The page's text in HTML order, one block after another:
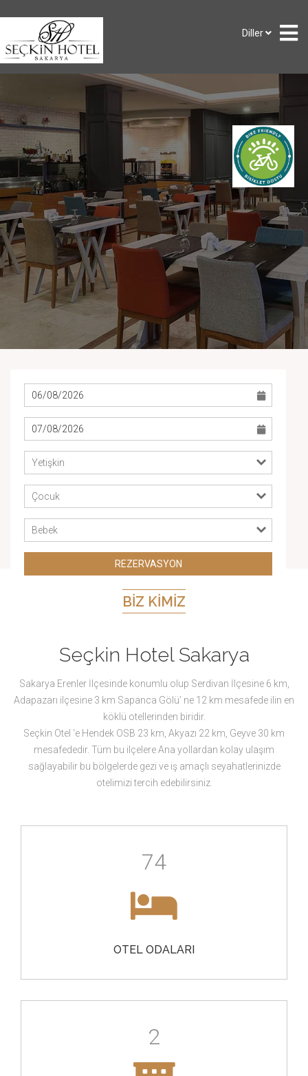
Diller
Yetişkin
Çocuk
Bebek
REZERVASYON
BIZ KIMIZ
Seçkin Hotel Sakarya
Sakarya Erenler İlçesinde konumlu olup Serdivan İlçesine 6 km,
Adapazarı ilçesine 3 km Sapanca Gölü’ ne 12 km mesafede ilin en
köklü otellerinden biridir.
Seçkin Otel ‘e Hendek OSB 23 km, Akyazı 22 km, Geyve 30 km
mesafededir. Tüm bu ilçelere Ana yollardan kolay ulaşım
sağlayabilir bu bölgelerde gezi ve iş amaçlı seyahatlerinizde
otelimizi tercih edebilirsiniz.
74
OTEL ODALARI
2